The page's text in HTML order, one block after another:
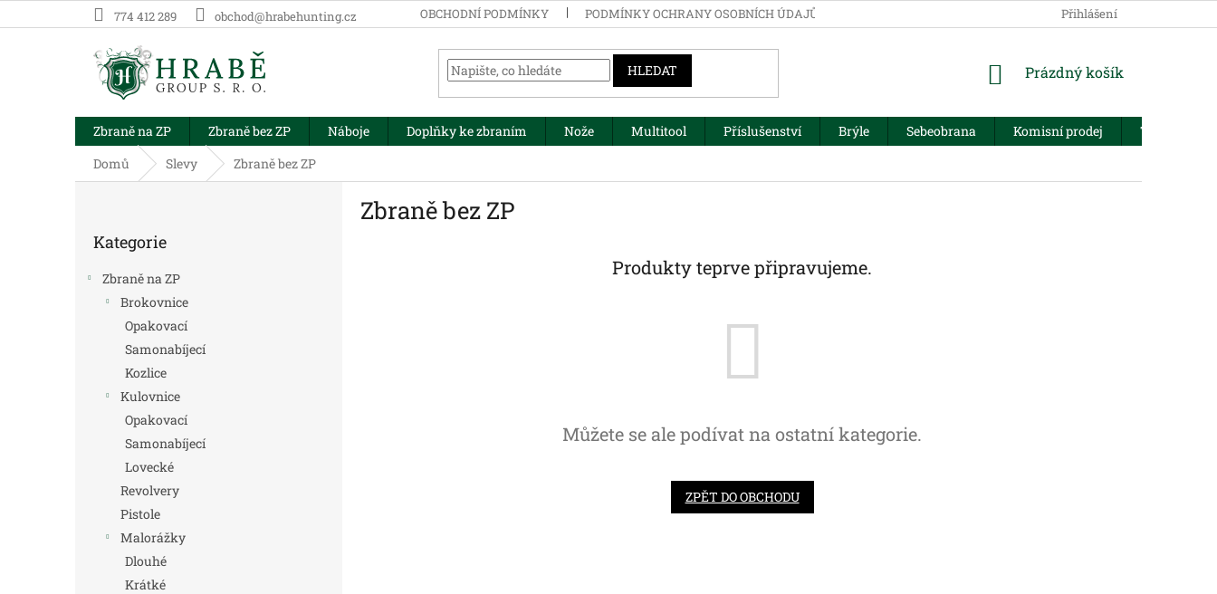
na
774 412 289 obchod@hrabehunting.cz OBCHODNÍ PODMÍNKY PODMÍNKY OCHRANY OSOBNÍCH ÚDAJŮ Přihlášení
HLEDAT
NÁKUPNÍ
Prázdný košík
Zbraně na ZP Zbraně bez ZP Náboje Doplňky ke zbraním Nože Multitool Příslušenství Brýle Sebeobrana Komisní prodej
Trezory
Domů
Slevy Zbraně bez ZP
kategorie
Kategorie
Zbraně na ZP
Brokovnice
Opakovací
Samonabíjecí
Kozlice
Kulovnice
Opakovací
Samonabíjecí
Lovecké
Revolvery
Pistole
Malorážky
Dlouhé
Krátké
Zbraně bez ZP
Produkty teprve připravujeme.
Můžete se ale podívat na ostatní kategorie.
ZPĚT DO OBCHODU